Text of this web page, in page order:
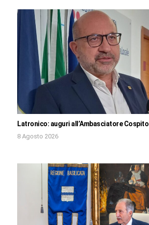
Latronico: auguri all’Ambasciatore Cospito
8 Agosto 2026